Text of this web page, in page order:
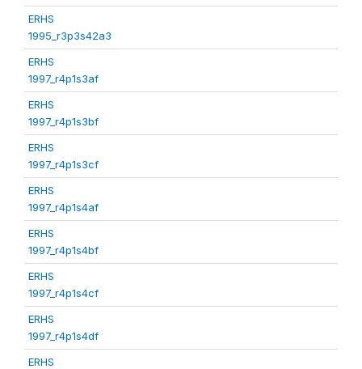
ERHS
1995_r3p3s42a3
ERHS
1997_r4p1s3af
ERHS
1997_r4p1s3bf
ERHS
1997_r4p1s3cf
ERHS
1997_r4p1s4af
ERHS
1997_r4p1s4bf
ERHS
1997_r4p1s4cf
ERHS
1997_r4p1s4df
ERHS